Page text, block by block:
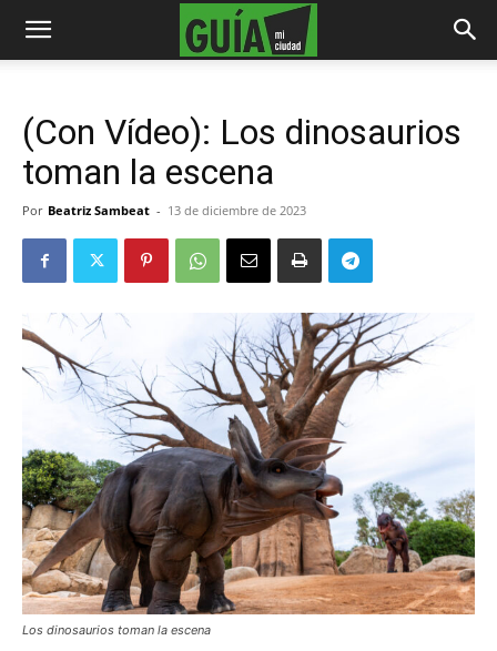
(Con Vídeo): Los dinosaurios
toman la escena
Por Beatriz Sambeat - 13 de diciembre de 2023
Los dinosaurios toman la escena